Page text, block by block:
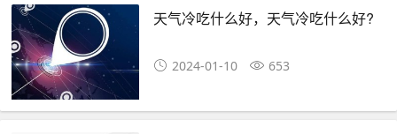
天气冷吃什么好，天气冷吃什么好?
2024-01-10 653